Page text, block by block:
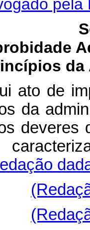
pela
ato de
da
deveres